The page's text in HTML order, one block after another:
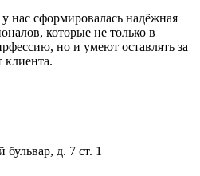
нас сформировалась надёжная
которые не только в
но и умеют оставлять за
клиента.
д. 7 ст. 1